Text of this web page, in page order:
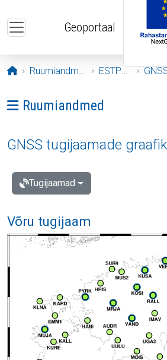
Geoportaal
Avaleht
Ruumiandmed ESTPOS
Ava menüü: Ruumiandmed
Ruumiandmed
GNSS tugijaamade
Tugijaamad
Võru tugijaam